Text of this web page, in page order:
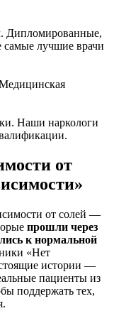
Дипломированные,
самые лучшие врачи
Наши наркологи
от
от солей —
прошли через
к нормальной
«Нет
истории —
пациенты из
поддержать тех,